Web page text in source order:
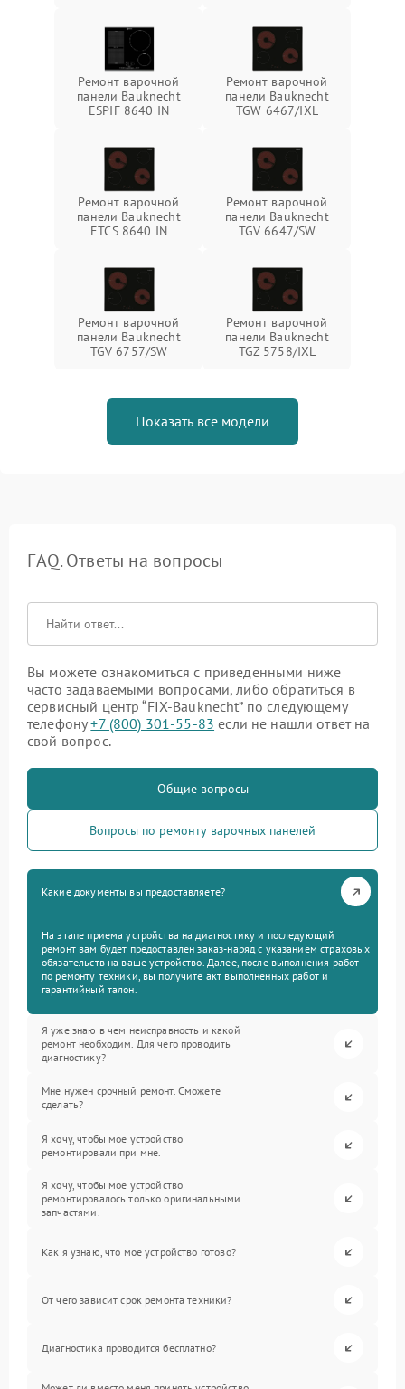
Ремонт варочной
панели Bauknecht
ESPIF 8640 IN
Ремонт варочной
панели Bauknecht
TGW 6467/IXL
Ремонт варочной
панели Bauknecht
ETCS 8640 IN
Ремонт варочной
панели Bauknecht
TGV 6647/SW
Ремонт варочной
панели Bauknecht
TGV 6757/SW
Ремонт варочной
панели Bauknecht
TGZ 5758/IXL
Показать все модели
FAQ. Ответы на вопросы
Вы можете ознакомиться с приведенными ниже
часто задаваемыми вопросами, либо обратиться в
сервисный центр “FIX-Bauknecht” по следующему
телефону+7 (800) 301-55-83 если не нашли ответ на
свой вопрос.
Общие вопросы
Вопросы по ремонту варочных панелей
Какие документы вы предоставляете?
На этапе приема устройства на диагностику и последующий
ремонт вам будет предоставлен заказ-наряд с указанием страховых
обязательств на ваше устройство. Далее, после выполнения работ
по ремонту техники, вы получите акт выполненных работ и
гарантийный талон.
Я уже знаю в чем неисправность и какой
ремонт необходим. Для чего проводить
диагностику?
Мне нужен срочный ремонт. Сможете
сделать?
Я хочу, чтобы мое устройство
ремонтировали при мне.
Я хочу, чтобы мое устройство
ремонтировалось только оригинальными
запчастями.
Как я узнаю, что мое устройство готово?
От чего зависит срок ремонта техники?
Диагностика проводится бесплатно?